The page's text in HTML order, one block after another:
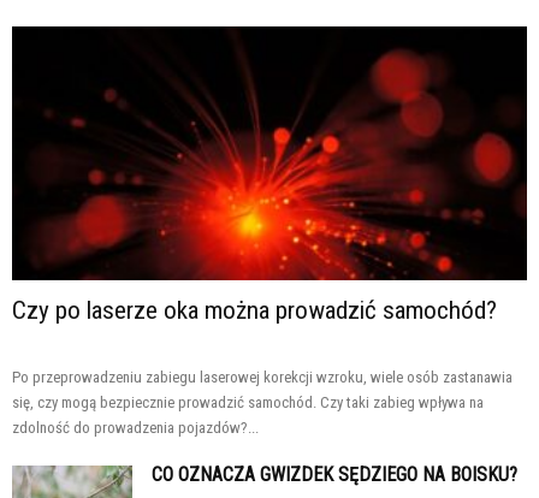
Czy po laserze oka można prowadzić samochód?
Po przeprowadzeniu zabiegu laserowej korekcji wzroku, wiele osób zastanawia
się, czy mogą bezpiecznie prowadzić samochód. Czy taki zabieg wpływa na
zdolność do prowadzenia pojazdów?...
CO OZNACZA GWIZDEK SĘDZIEGO NA BOISKU?